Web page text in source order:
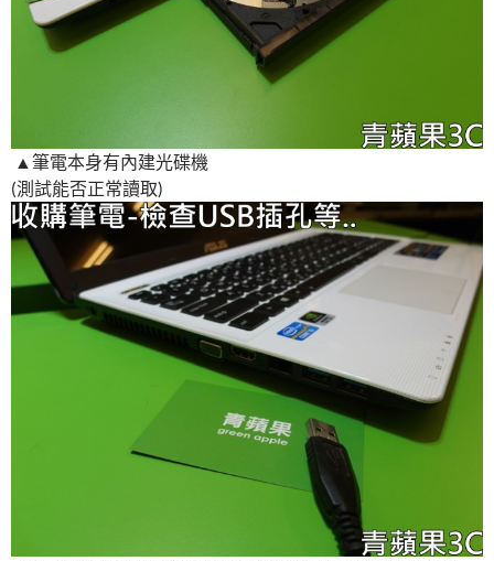
▲筆電本身有內建光碟機
(測試能否正常讀取)